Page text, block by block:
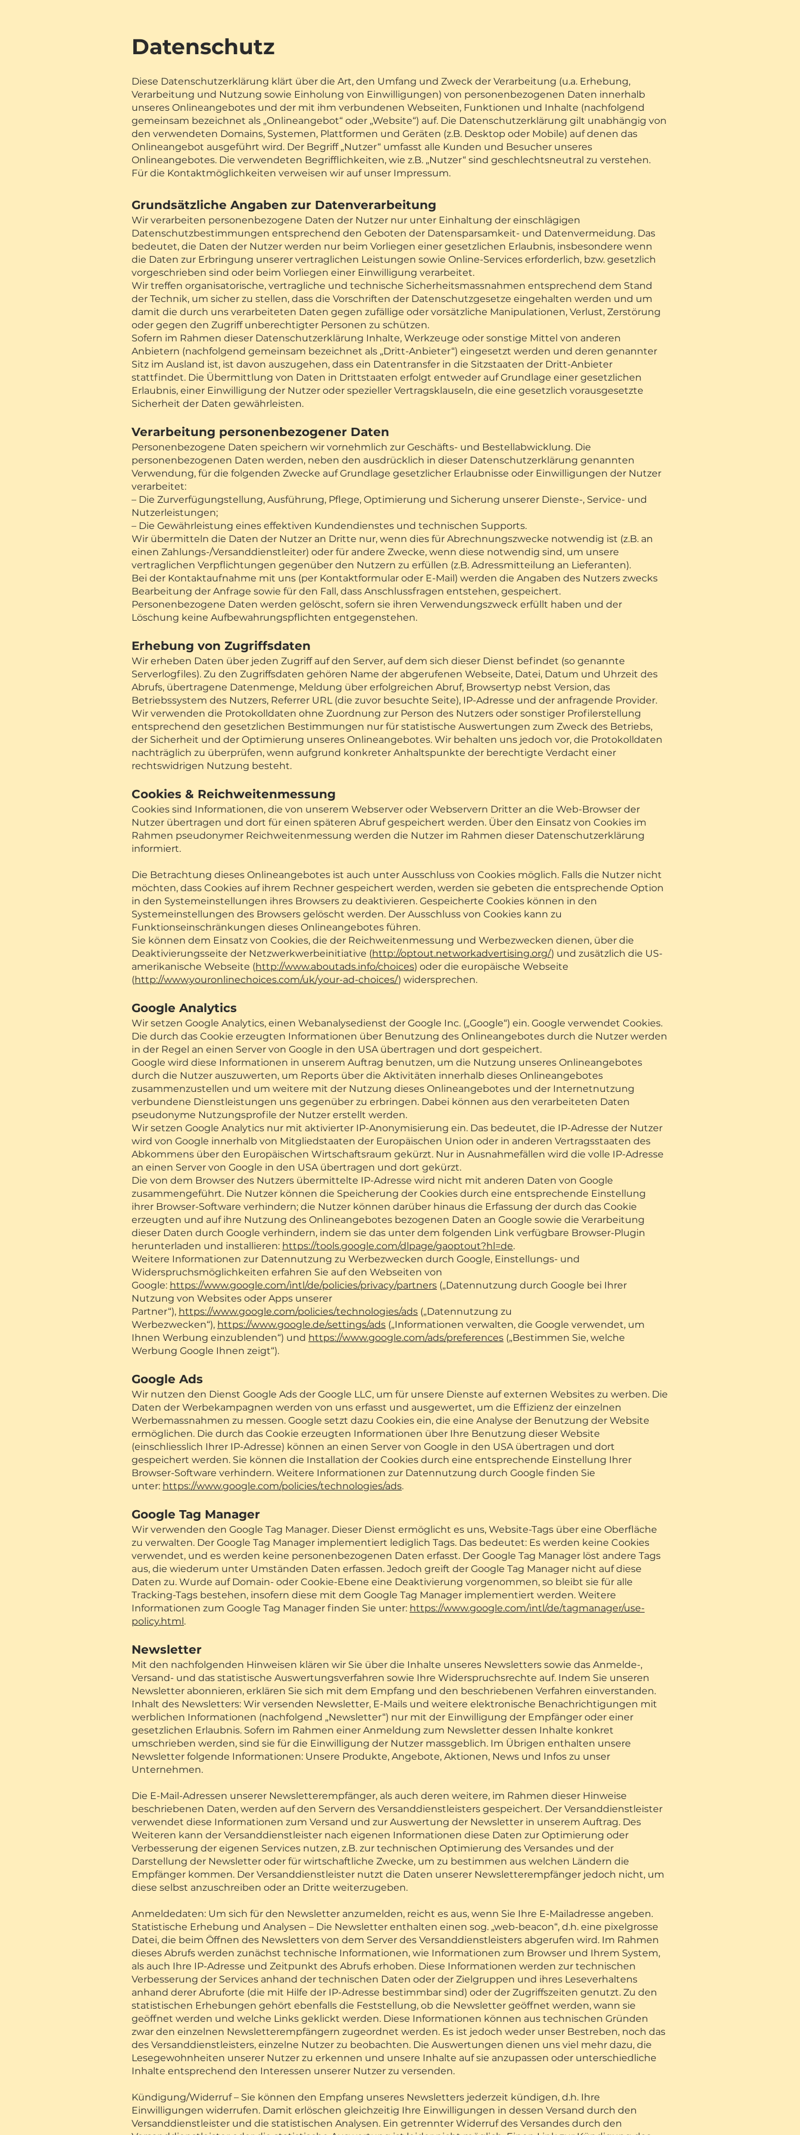
Datenschutz
Diese Datenschutzerklärung klärt über die Art, den Umfang und Zweck der Verarbeitung (u.a. Erhebung,
Verarbeitung und Nutzung sowie Einholung von Einwilligungen) von personenbezogenen Daten innerhalb
unseres Onlineangebotes und der mit ihm verbundenen Webseiten, Funktionen und Inhalte (nachfolgend
gemeinsam bezeichnet als „Onlineangebot“ oder „Website“) auf. Die Datenschutzerklärung gilt unabhängig von
den verwendeten Domains, Systemen, Plattformen und Geräten (z.B. Desktop oder Mobile) auf denen das
Onlineangebot ausgeführt wird. Der Begriff „Nutzer“ umfasst alle Kunden und Besucher unseres
Onlineangebotes. Die verwendeten Begrifflichkeiten, wie z.B. „Nutzer“ sind geschlechtsneutral zu verstehen.
Für die Kontaktmöglichkeiten verweisen wir auf unser Impressum.
Grundsätzliche Angaben zur Datenverarbeitung
Wir verarbeiten personenbezogene Daten der Nutzer nur unter Einhaltung der einschlägigen
Datenschutzbestimmungen entsprechend den Geboten der Datensparsamkeit- und Datenvermeidung. Das
bedeutet, die Daten der Nutzer werden nur beim Vorliegen einer gesetzlichen Erlaubnis, insbesondere wenn
die Daten zur Erbringung unserer vertraglichen Leistungen sowie Online-Services erforderlich, bzw. gesetzlich
vorgeschrieben sind oder beim Vorliegen einer Einwilligung verarbeitet.
Wir treffen organisatorische, vertragliche und technische Sicherheitsmassnahmen entsprechend dem Stand
der Technik, um sicher zu stellen, dass die Vorschriften der Datenschutzgesetze eingehalten werden und um
damit die durch uns verarbeiteten Daten gegen zufällige oder vorsätzliche Manipulationen, Verlust, Zerstörung
oder gegen den Zugriff unberechtigter Personen zu schützen.
Sofern im Rahmen dieser Datenschutzerklärung Inhalte, Werkzeuge oder sonstige Mittel von anderen
Anbietern (nachfolgend gemeinsam bezeichnet als „Dritt-Anbieter“) eingesetzt werden und deren genannter
Sitz im Ausland ist, ist davon auszugehen, dass ein Datentransfer in die Sitzstaaten der Dritt-Anbieter
stattfindet. Die Übermittlung von Daten in Drittstaaten erfolgt entweder auf Grundlage einer gesetzlichen
Erlaubnis, einer Einwilligung der Nutzer oder spezieller Vertragsklauseln, die eine gesetzlich vorausgesetzte
Sicherheit der Daten gewährleisten.
Verarbeitung personenbezogener Daten
Personenbezogene Daten speichern wir vornehmlich zur Geschäfts- und Bestellabwicklung. Die
personenbezogenen Daten werden, neben den ausdrücklich in dieser Datenschutzerklärung genannten
Verwendung, für die folgenden Zwecke auf Grundlage gesetzlicher Erlaubnisse oder Einwilligungen der Nutzer
verarbeitet:
– Die Zurverfügungstellung, Ausführung, Pflege, Optimierung und Sicherung unserer Dienste-, Service- und
Nutzerleistungen;
– Die Gewährleistung eines effektiven Kundendienstes und technischen Supports.
Wir übermitteln die Daten der Nutzer an Dritte nur, wenn dies für Abrechnungszwecke notwendig ist (z.B. an
einen Zahlungs-/Versanddienstleiter) oder für andere Zwecke, wenn diese notwendig sind, um unsere
vertraglichen Verpflichtungen gegenüber den Nutzern zu erfüllen (z.B. Adressmitteilung an Lieferanten).
Bei der Kontaktaufnahme mit uns (per Kontaktformular oder E-Mail) werden die Angaben des Nutzers zwecks
Bearbeitung der Anfrage sowie für den Fall, dass Anschlussfragen entstehen, gespeichert.
Personenbezogene Daten werden gelöscht, sofern sie ihren Verwendungszweck erfüllt haben und der
Löschung keine Aufbewahrungspflichten entgegenstehen.
Erhebung von Zugriffsdaten
Wir erheben Daten über jeden Zugriff auf den Server, auf dem sich dieser Dienst befindet (so genannte
Serverlogfiles). Zu den Zugriffsdaten gehören Name der abgerufenen Webseite, Datei, Datum und Uhrzeit des
Abrufs, übertragene Datenmenge, Meldung über erfolgreichen Abruf, Browsertyp nebst Version, das
Betriebssystem des Nutzers, Referrer URL (die zuvor besuchte Seite), IP-Adresse und der anfragende Provider.
Wir verwenden die Protokolldaten ohne Zuordnung zur Person des Nutzers oder sonstiger Profilerstellung
entsprechend den gesetzlichen Bestimmungen nur für statistische Auswertungen zum Zweck des Betriebs,
der Sicherheit und der Optimierung unseres Onlineangebotes. Wir behalten uns jedoch vor, die Protokolldaten
nachträglich zu überprüfen, wenn aufgrund konkreter Anhaltspunkte der berechtigte Verdacht einer
rechtswidrigen Nutzung besteht.
Cookies & Reichweitenmessung
Cookies sind Informationen, die von unserem Webserver oder Webservern Dritter an die Web-Browser der
Nutzer übertragen und dort für einen späteren Abruf gespeichert werden. Über den Einsatz von Cookies im
Rahmen pseudonymer Reichweitenmessung werden die Nutzer im Rahmen dieser Datenschutzerklärung
informiert.
Die Betrachtung dieses Onlineangebotes ist auch unter Ausschluss von Cookies möglich. Falls die Nutzer nicht
möchten, dass Cookies auf ihrem Rechner gespeichert werden, werden sie gebeten die entsprechende Option
in den Systemeinstellungen ihres Browsers zu deaktivieren. Gespeicherte Cookies können in den
Systemeinstellungen des Browsers gelöscht werden. Der Ausschluss von Cookies kann zu
Funktionseinschränkungen dieses Onlineangebotes führen.
Sie können dem Einsatz von Cookies, die der Reichweitenmessung und Werbezwecken dienen, über die
Deaktivierungsseite der Netzwerkwerbeinitiative (http://optout.networkadvertising.org/) und zusätzlich die US-
amerikanische Webseite (http://www.aboutads.info/choices) oder die europäische Webseite
(http://www.youronlinechoices.com/uk/your-ad-choices/) widersprechen.
Google Analytics
Wir setzen Google Analytics, einen Webanalysedienst der Google Inc. („Google“) ein. Google verwendet Cookies.
Die durch das Cookie erzeugten Informationen über Benutzung des Onlineangebotes durch die Nutzer werden
in der Regel an einen Server von Google in den USA übertragen und dort gespeichert.
Google wird diese Informationen in unserem Auftrag benutzen, um die Nutzung unseres Onlineangebotes
durch die Nutzer auszuwerten, um Reports über die Aktivitäten innerhalb dieses Onlineangebotes
zusammenzustellen und um weitere mit der Nutzung dieses Onlineangebotes und der Internetnutzung
verbundene Dienstleistungen uns gegenüber zu erbringen. Dabei können aus den verarbeiteten Daten
pseudonyme Nutzungsprofile der Nutzer erstellt werden.
Wir setzen Google Analytics nur mit aktivierter IP-Anonymisierung ein. Das bedeutet, die IP-Adresse der Nutzer
wird von Google innerhalb von Mitgliedstaaten der Europäischen Union oder in anderen Vertragsstaaten des
Abkommens über den Europäischen Wirtschaftsraum gekürzt. Nur in Ausnahmefällen wird die volle IP-Adresse
an einen Server von Google in den USA übertragen und dort gekürzt.
Die von dem Browser des Nutzers übermittelte IP-Adresse wird nicht mit anderen Daten von Google
zusammengeführt. Die Nutzer können die Speicherung der Cookies durch eine entsprechende Einstellung
ihrer Browser-Software verhindern; die Nutzer können darüber hinaus die Erfassung der durch das Cookie
erzeugten und auf ihre Nutzung des Onlineangebotes bezogenen Daten an Google sowie die Verarbeitung
dieser Daten durch Google verhindern, indem sie das unter dem folgenden Link verfügbare Browser-Plugin
herunterladen und installieren: https://tools.google.com/dlpage/gaoptout?hl=de.
Weitere Informationen zur Datennutzung zu Werbezwecken durch Google, Einstellungs- und
Widerspruchsmöglichkeiten erfahren Sie auf den Webseiten von
Google: https://www.google.com/intl/de/policies/privacy/partners („Datennutzung durch Google bei Ihrer
Nutzung von Websites oder Apps unserer
Partner“), https://www.google.com/policies/technologies/ads („Datennutzung zu
Werbezwecken“), https://www.google.de/settings/ads („Informationen verwalten, die Google verwendet, um
Ihnen Werbung einzublenden“) und https://www.google.com/ads/preferences („Bestimmen Sie, welche
Werbung Google Ihnen zeigt“).
Google Ads
Wir nutzen den Dienst Google Ads der Google LLC, um für unsere Dienste auf externen Websites zu werben. Die
Daten der Werbekampagnen werden von uns erfasst und ausgewertet, um die Effizienz der einzelnen
Werbemassnahmen zu messen. Google setzt dazu Cookies ein, die eine Analyse der Benutzung der Website
ermöglichen. Die durch das Cookie erzeugten Informationen über Ihre Benutzung dieser Website
(einschliesslich Ihrer IP-Adresse) können an einen Server von Google in den USA übertragen und dort
gespeichert werden. Sie können die Installation der Cookies durch eine entsprechende Einstellung Ihrer
Browser-Software verhindern. Weitere Informationen zur Datennutzung durch Google finden Sie
unter: https://www.google.com/policies/technologies/ads.
Google Tag Manager
Wir verwenden den Google Tag Manager. Dieser Dienst ermöglicht es uns, Website-Tags über eine Oberfläche
zu verwalten. Der Google Tag Manager implementiert lediglich Tags. Das bedeutet: Es werden keine Cookies
verwendet, und es werden keine personenbezogenen Daten erfasst. Der Google Tag Manager löst andere Tags
aus, die wiederum unter Umständen Daten erfassen. Jedoch greift der Google Tag Manager nicht auf diese
Daten zu. Wurde auf Domain- oder Cookie-Ebene eine Deaktivierung vorgenommen, so bleibt sie für alle
Tracking-Tags bestehen, insofern diese mit dem Google Tag Manager implementiert werden. Weitere
Informationen zum Google Tag Manager finden Sie unter: https://www.google.com/intl/de/tagmanager/use-
policy.html.
Newsletter
Mit den nachfolgenden Hinweisen klären wir Sie über die Inhalte unseres Newsletters sowie das Anmelde-,
Versand- und das statistische Auswertungsverfahren sowie Ihre Widerspruchsrechte auf. Indem Sie unseren
Newsletter abonnieren, erklären Sie sich mit dem Empfang und den beschriebenen Verfahren einverstanden.
Inhalt des Newsletters: Wir versenden Newsletter, E-Mails und weitere elektronische Benachrichtigungen mit
werblichen Informationen (nachfolgend „Newsletter“) nur mit der Einwilligung der Empfänger oder einer
gesetzlichen Erlaubnis. Sofern im Rahmen einer Anmeldung zum Newsletter dessen Inhalte konkret
umschrieben werden, sind sie für die Einwilligung der Nutzer massgeblich. Im Übrigen enthalten unsere
Newsletter folgende Informationen: Unsere Produkte, Angebote, Aktionen, News und Infos zu unser
Unternehmen.
Die E-Mail-Adressen unserer Newsletterempfänger, als auch deren weitere, im Rahmen dieser Hinweise
beschriebenen Daten, werden auf den Servern des Versanddienstleisters gespeichert. Der Versanddienstleister
verwendet diese Informationen zum Versand und zur Auswertung der Newsletter in unserem Auftrag. Des
Weiteren kann der Versanddienstleister nach eigenen Informationen diese Daten zur Optimierung oder
Verbesserung der eigenen Services nutzen, z.B. zur technischen Optimierung des Versandes und der
Darstellung der Newsletter oder für wirtschaftliche Zwecke, um zu bestimmen aus welchen Ländern die
Empfänger kommen. Der Versanddienstleister nutzt die Daten unserer Newsletterempfänger jedoch nicht, um
diese selbst anzuschreiben oder an Dritte weiterzugeben.
Anmeldedaten: Um sich für den Newsletter anzumelden, reicht es aus, wenn Sie Ihre E-Mailadresse angeben.
Statistische Erhebung und Analysen – Die Newsletter enthalten einen sog. „web-beacon“, d.h. eine pixelgrosse
Datei, die beim Öffnen des Newsletters von dem Server des Versanddienstleisters abgerufen wird. Im Rahmen
dieses Abrufs werden zunächst technische Informationen, wie Informationen zum Browser und Ihrem System,
als auch Ihre IP-Adresse und Zeitpunkt des Abrufs erhoben. Diese Informationen werden zur technischen
Verbesserung der Services anhand der technischen Daten oder der Zielgruppen und ihres Leseverhaltens
anhand derer Abruforte (die mit Hilfe der IP-Adresse bestimmbar sind) oder der Zugriffszeiten genutzt. Zu den
statistischen Erhebungen gehört ebenfalls die Feststellung, ob die Newsletter geöffnet werden, wann sie
geöffnet werden und welche Links geklickt werden. Diese Informationen können aus technischen Gründen
zwar den einzelnen Newsletterempfängern zugeordnet werden. Es ist jedoch weder unser Bestreben, noch das
des Versanddienstleisters, einzelne Nutzer zu beobachten. Die Auswertungen dienen uns viel mehr dazu, die
Lesegewohnheiten unserer Nutzer zu erkennen und unsere Inhalte auf sie anzupassen oder unterschiedliche
Inhalte entsprechend den Interessen unserer Nutzer zu versenden.
Kündigung/Widerruf – Sie können den Empfang unseres Newsletters jederzeit kündigen, d.h. Ihre
Einwilligungen widerrufen. Damit erlöschen gleichzeitig Ihre Einwilligungen in dessen Versand durch den
Versanddienstleister und die statistischen Analysen. Ein getrennter Widerruf des Versandes durch den